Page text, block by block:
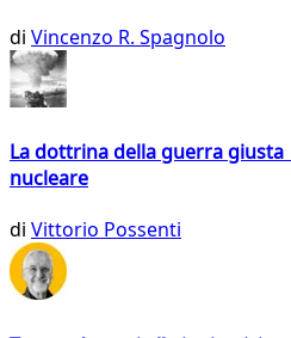
di Vincenzo R. Spagnolo
La dottrina della guerra
nucleare
di Vittorio Possenti